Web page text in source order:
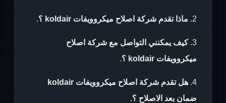
ماذا تقدم شركة اصلاح ميكروويفات koldair ؟ .
كيف يمكنني التواصل مع شركة اصلاح
ميكروويفات koldair ؟
.
هل تقدم شركة اصلاح ميكروويفات koldair
ضمان بعد الاصلاح ؟.